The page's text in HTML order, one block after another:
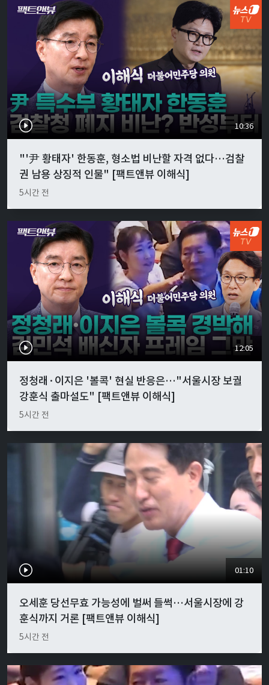
10:36
"'尹 황태자' 한동훈, 형소법 비난할 자격 없다…검찰
권 남용 상징적 인물" [팩트앤뷰 이해식]
5시간 전
12:05
정청래·이지은 '볼콕' 현실 반응은…"서울시장 보궐
강훈식 출마설도" [팩트앤뷰 이해식]
5시간 전
01:10
오세훈 당선무효 가능성에 벌써 들썩…서울시장에 강
훈식까지 거론 [팩트앤뷰 이해식]
5시간 전